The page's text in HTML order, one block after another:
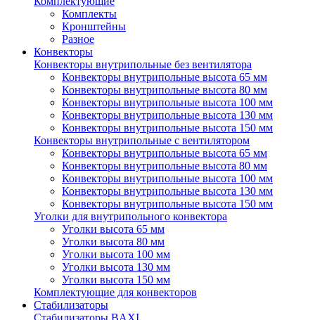
Комплекты
Кронштейны
Разное
Конвекторы
Конвекторы внутрипольные без вентилятора
Конвекторы внутрипольные высота 65 мм
Конвекторы внутрипольные высота 80 мм
Конвекторы внутрипольные высота 100 мм
Конвекторы внутрипольные высота 130 мм
Конвекторы внутрипольные высота 150 мм
Конвекторы внутрипольные с вентилятором
Конвекторы внутрипольные высота 65 мм
Конвекторы внутрипольные высота 80 мм
Конвекторы внутрипольные высота 100 мм
Конвекторы внутрипольные высота 130 мм
Конвекторы внутрипольные высота 150 мм
Уголки для внутрипольного конвектора
Уголки высота 65 мм
Уголки высота 80 мм
Уголки высота 100 мм
Уголки высота 130 мм
Уголки высота 150 мм
Комплектующие для конвекторов
Стабилизаторы
Стабилизаторы BAXI